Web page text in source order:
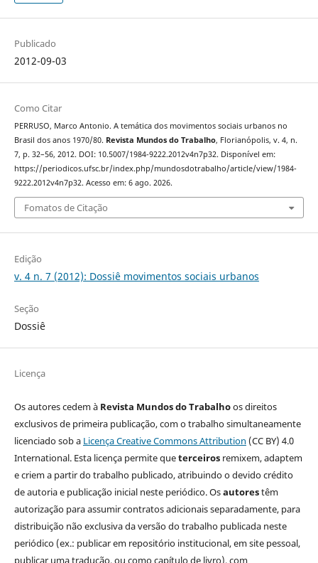
Publicado
2012-09-03
Como Citar
PERRUSO, Marco Antonio. A temática dos movimentos sociais urbanos no
Brasil dos anos 1970/80. Revista Mundos do Trabalho, Florianópolis, v. 4, n.
7, p. 32–56, 2012. DOI: 10.5007/1984-9222.2012v4n7p32. Disponível em:
https://periodicos.ufsc.br/index.php/mundosdotrabalho/article/view/1984-
9222.2012v4n7p32. Acesso em: 6 ago. 2026.
Fomatos de Citação
Edição
v. 4 n. 7 (2012): Dossiê movimentos sociais urbanos
Seção
Dossiê
Licença
Os autores cedem à Revista Mundos do Trabalhoos direitos
exclusivos de primeira publicação, com o trabalho simultaneamente
licenciado sob a Licença Creative Commons Attribution (CC BY) 4.0
International. Esta licença permite queterceirosremixem, adaptem
e criem a partir do trabalho publicado, atribuindo o devido crédito
de autoria e publicação inicial neste periódico. Osautorestêm
autorização para assumir contratos adicionais separadamente, para
distribuição não exclusiva da versão do trabalho publicada neste
periódico (ex.: publicar em repositório institucional, em site pessoal,
publicar uma tradução, ou como capítulo de livro), com